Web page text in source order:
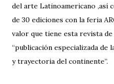
del arte Latinoamericano ,así
de 30 ediciones con la feria
valor que tiene esta revista
“publicación especializada de
y trayectoria del continente”.